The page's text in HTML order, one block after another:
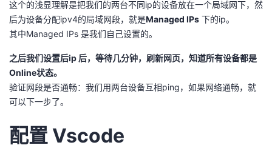
这个的浅显理解是把我们的两台不同ip的设备放在一个局域网下，然
后为设备分配ipv4的局域网段，就是Managed IPs 下的ip。
其中Managed IPs 是我们自己设置的。
之后我们设置后ip 后，等待几分钟，刷新网页，知道所有设备都是
Online状态。
验证网段是否通畅：我们用两台设备互相ping，如果网络通畅，就
可以下一步了。
配置 Vscode